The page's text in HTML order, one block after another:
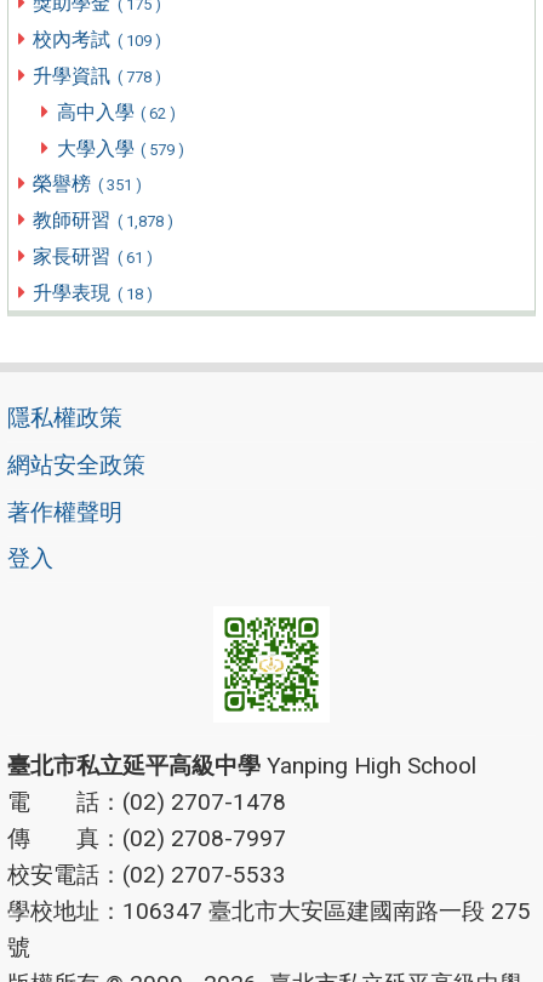
( 175 )
校內考試 ( 109 )
升學資訊 ( 778 )
高中入學 ( 62 )
大學入學 ( 579 )
榮譽榜 ( 351 )
教師研習 ( 1,878 )
家長研習 ( 61 )
升學表現 ( 18 )
隱私權政策
網站安全政策
著作權聲明
登入
臺北市私立延平高級中學 Yanping High School
電 話：(02) 2707-1478
傳 真：(02) 2708-7997
校安電話：(02) 2707-5533
學校地址：106347 臺北市大安區建國南路一段 275
號